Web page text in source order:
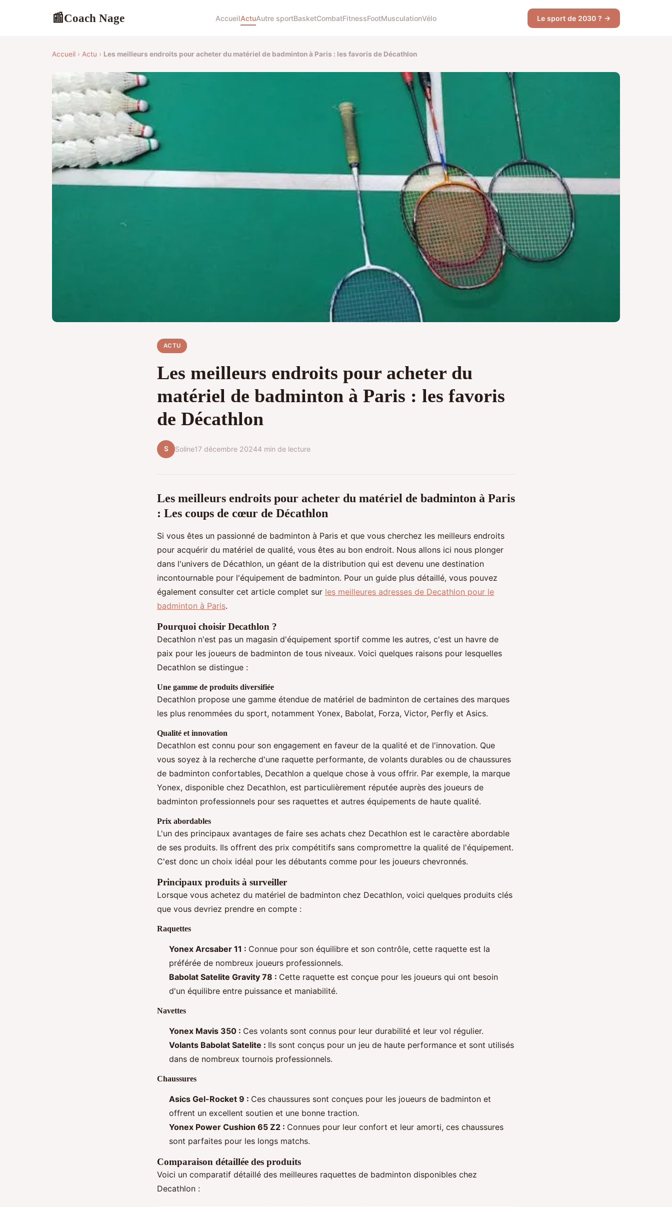
📰Coach Nage AccueilActuAutre sportBasketCombatFitnessFootMusculationVélo Le sport de 2030 ? →
Accueil › Actu › Les meilleurs endroits pour acheter du matériel de badminton à Paris : les favoris de Décathlon
ACTU
Les meilleurs endroits pour acheter du
matériel de badminton à Paris : les favoris
de Décathlon
S Soline17 décembre 20244 min de lecture
Les meilleurs endroits pour acheter du matériel de badminton à Paris
: Les coups de cœur de Décathlon
Si vous êtes un passionné de badminton à Paris et que vous cherchez les meilleurs endroits
pour acquérir du matériel de qualité, vous êtes au bon endroit. Nous allons ici nous plonger
dans l'univers de Décathlon, un géant de la distribution qui est devenu une destination
incontournable pour l'équipement de badminton. Pour un guide plus détaillé, vous pouvez
également consulter cet article complet sur les meilleures adresses de Decathlon pour le
badminton à Paris.
Pourquoi choisir Decathlon ?
Decathlon n'est pas un magasin d'équipement sportif comme les autres, c'est un havre de
paix pour les joueurs de badminton de tous niveaux. Voici quelques raisons pour lesquelles
Decathlon se distingue :
Une gamme de produits diversifiée
Decathlon propose une gamme étendue de matériel de badminton de certaines des marques
les plus renommées du sport, notamment Yonex, Babolat, Forza, Victor, Perfly et Asics.
Qualité et innovation
Decathlon est connu pour son engagement en faveur de la qualité et de l'innovation. Que
vous soyez à la recherche d'une raquette performante, de volants durables ou de chaussures
de badminton confortables, Decathlon a quelque chose à vous offrir. Par exemple, la marque
Yonex, disponible chez Decathlon, est particulièrement réputée auprès des joueurs de
badminton professionnels pour ses raquettes et autres équipements de haute qualité.
Prix abordables
L'un des principaux avantages de faire ses achats chez Decathlon est le caractère abordable
de ses produits. Ils offrent des prix compétitifs sans compromettre la qualité de l'équipement.
C'est donc un choix idéal pour les débutants comme pour les joueurs chevronnés.
Principaux produits à surveiller
Lorsque vous achetez du matériel de badminton chez Decathlon, voici quelques produits clés
que vous devriez prendre en compte :
Raquettes
Yonex Arcsaber 11 : Connue pour son équilibre et son contrôle, cette raquette est la
préférée de nombreux joueurs professionnels.
Babolat Satelite Gravity 78 : Cette raquette est conçue pour les joueurs qui ont besoin
d'un équilibre entre puissance et maniabilité.
Navettes
Yonex Mavis 350 : Ces volants sont connus pour leur durabilité et leur vol régulier.
Volants Babolat Satelite : Ils sont conçus pour un jeu de haute performance et sont utilisés
dans de nombreux tournois professionnels.
Chaussures
Asics Gel-Rocket 9 : Ces chaussures sont conçues pour les joueurs de badminton et
offrent un excellent soutien et une bonne traction.
Yonex Power Cushion 65 Z2 : Connues pour leur confort et leur amorti, ces chaussures
sont parfaites pour les longs matchs.
Comparaison détaillée des produits
Voici un comparatif détaillé des meilleures raquettes de badminton disponibles chez
Decathlon :